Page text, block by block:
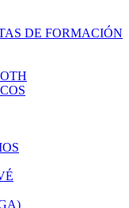
DE FORMACIÓN